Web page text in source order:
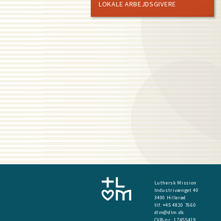
LOKALE ARBEJDSGIVERE
Luthersk Mission
Industrivænget 40
3400 Hillerød
tlf. +45 4820 7660
dlm@dlm.dk